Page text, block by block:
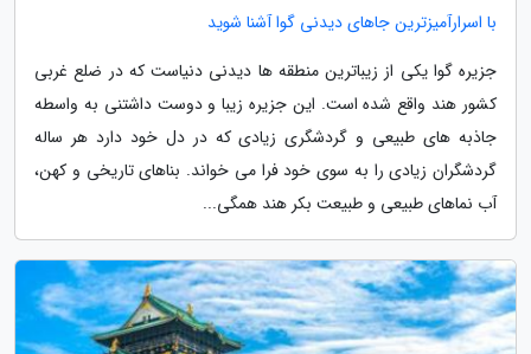
با اسرارآمیزترین جاهای دیدنی گوا آشنا شوید
جزیره گوا یکی از زیباترین منطقه ها دیدنی دنیاست که در ضلع غربی
کشور هند واقع شده است. این جزیره زیبا و دوست داشتنی به واسطه
جاذبه های طبیعی و گردشگری زیادی که در دل خود دارد هر ساله
گردشگران زیادی را به سوی خود فرا می خواند. بناهای تاریخی و کهن،
آب نماهای طبیعی و طبیعت بکر هند همگی...